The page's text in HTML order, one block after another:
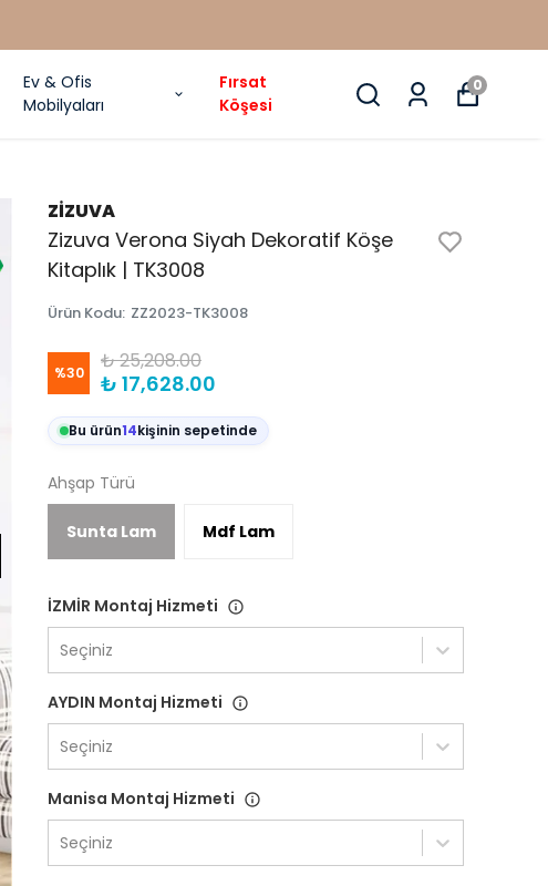
Ev & Ofis
Mobilyaları
Fırsat
Köşesi
0
ZİZUVA
Zizuva Verona Siyah Dekoratif Köşe
Kitaplık | TK3008
Ürün Kodu: ZZ2023-TK3008
%30 ₺ 25,208.00
₺ 17,628.00
Bu ürün14kişinin sepetinde
Ahşap Türü
Sunta Lam Mdf Lam
İZMİR Montaj Hizmeti
Seçiniz
AYDIN Montaj Hizmeti
Seçiniz
Manisa Montaj Hizmeti
Seçiniz